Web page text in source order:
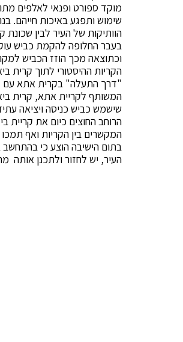
מוקד ספורט ופנאי לאלפים
שימוש ותפגע באיכות חייהם.
הוותיקות של העיר לבין שכונת
וכתוצאה מכך הוזז הכביש
הקריות ההיסטורי לתוך קרית
המשותף לקריית אתא, קרית
שישמש כביש כניסה ויציאה
המקשרים בין הקריות ואף
בתום הישיבה הוצע כי
העיר, יש לחזור ולתכנן אותה